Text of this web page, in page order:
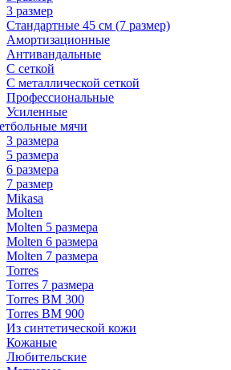
3 размер
Стандартные 45 см (7 размер)
Амортизационные
Антивандальные
С сеткой
С металлической сеткой
Профессиональные
Усиленные
мячи
3 размера
5 размера
6 размера
7 размер
Mikasa
Molten
Molten 5 размера
Molten 6 размера
Molten 7 размера
Torres
Torres 7 размера
Torres BM 300
Torres BM 900
Из синтетической кожи
Кожаные
Любительские